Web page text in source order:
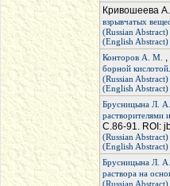
Кривошеева
взрывчатых
(Russian Abstract)
(English Abstract)
Конторов А. М.
борной кислотой
(Russian Abstract)
(English Abstract)
Брусницына Л. А.
растворителями
С.86-91. ROI:
(Russian Abstract)
(English Abstract)
Брусницына Л. А.
раствора на
(Russian Abstract)